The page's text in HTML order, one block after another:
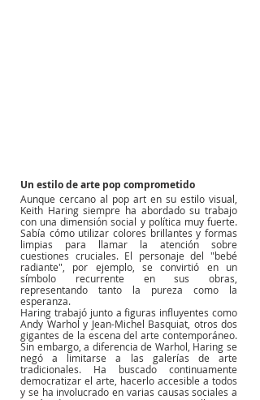
Un estilo de arte pop comprometido
Aunque cercano al pop art en su estilo visual,
Keith Haring siempre ha abordado su trabajo
con una dimensión social y política muy fuerte.
Sabía cómo utilizar colores brillantes y formas
limpias para llamar la atención sobre
cuestiones cruciales. El personaje del "bebé
radiante", por ejemplo, se convirtió en un
símbolo recurrente en sus obras,
representando tanto la pureza como la
esperanza.
Haring trabajó junto a figuras influyentes como
Andy Warhol y Jean-Michel Basquiat, otros dos
gigantes de la escena del arte contemporáneo.
Sin embargo, a diferencia de Warhol, Haring se
negó a limitarse a las galerías de arte
tradicionales. Ha buscado continuamente
democratizar el arte, hacerlo accesible a todos
y se ha involucrado en varias causas sociales a